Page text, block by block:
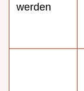
werden